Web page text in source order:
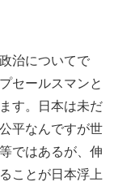
治についてで
セールスマンと
す。日本は未だ
平なんですが世
ではあるが、伸
ことが日本浮上